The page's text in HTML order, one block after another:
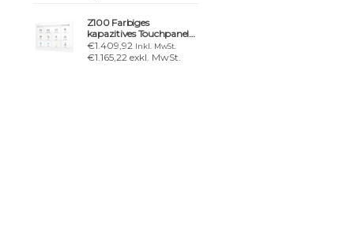
Z100 Farbiges
kapazitives Touchpanel
mit 10"-Display
€1.409,92 Inkl. MwSt.
€1.165,22 exkl. MwSt.